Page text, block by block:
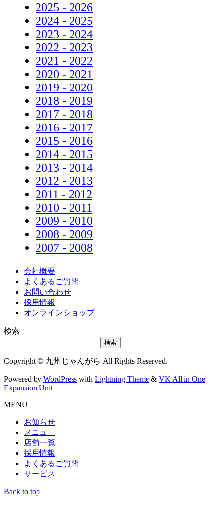
2025 - 2026
2024 - 2025
2023 - 2024
2022 - 2023
2021 - 2022
2020 - 2021
2019 - 2020
2018 - 2019
2017 - 2018
2016 - 2017
2015 - 2016
2014 - 2015
2013 - 2014
2012 - 2013
2011 - 2012
2010 - 2011
2009 - 2010
2008 - 2009
2007 - 2008
会社概要
よくあるご質問
お問い合わせ
採用情報
オンラインショップ
検索
検索
Copyright © 九州じゃんがら All Rights Reserved.
Powered by WordPress with Lightning Theme & VK All in One
Expansion Unit
MENU
お知らせ
メニュー
店舗一覧
採用情報
よくあるご質問
サービス
Back to top